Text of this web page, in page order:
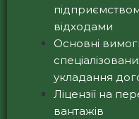
відходами
Основні
укладання
Ліцензії на
вантажів